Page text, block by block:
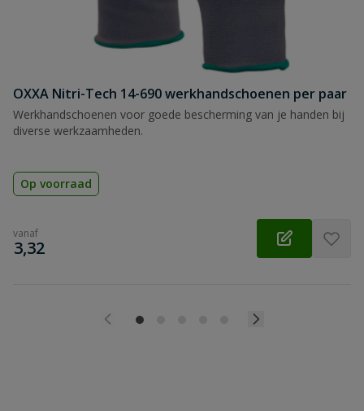
OXXA Nitri-Tech 14-690 werkhandschoenen per paar
Werkhandschoenen voor goede bescherming van je handen bij
diverse werkzaamheden.
Op voorraad
vanaf
€
3,32